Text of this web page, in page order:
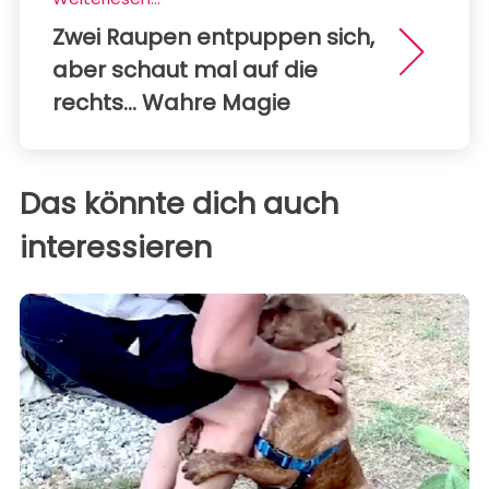
Zwei Raupen entpuppen sich,
aber schaut mal auf die
rechts... Wahre Magie
Das könnte dich auch
interessieren